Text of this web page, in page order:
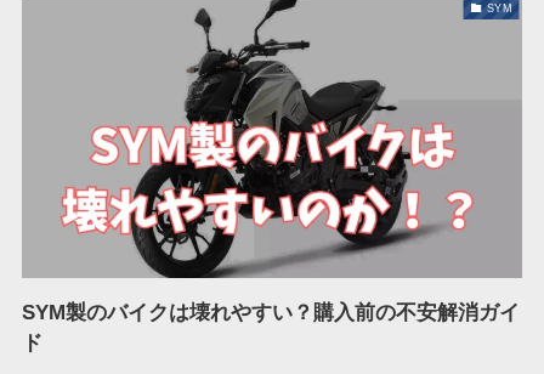
SYM
SYM製のバイクは壊れやすい？購入前の不安解消ガイ
ド